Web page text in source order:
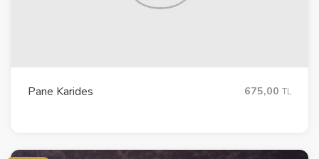
Pane Karides 675,00 TL